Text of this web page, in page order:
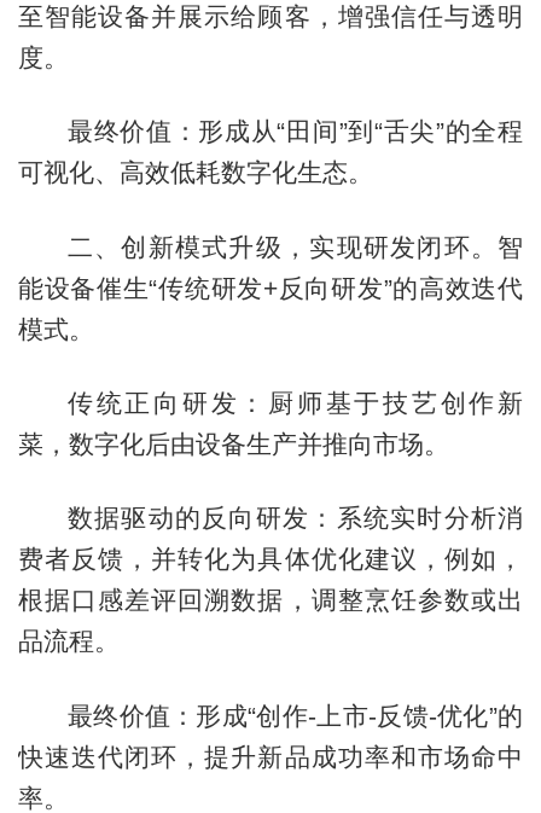
至智能设备并展示给顾客，增强信任与透明
度。
最终价值：形成从“田间”到“舌尖”的全程
可视化、高效低耗数字化生态。
二、创新模式升级，实现研发闭环。智
能设备催生“传统研发+反向研发”的高效迭代
模式。
传统正向研发：厨师基于技艺创作新
菜，数字化后由设备生产并推向市场。
数据驱动的反向研发：系统实时分析消
费者反馈，并转化为具体优化建议，例如，
根据口感差评回溯数据，调整烹饪参数或出
品流程。
最终价值：形成“创作-上市-反馈-优化”的
快速迭代闭环，提升新品成功率和市场命中
率。